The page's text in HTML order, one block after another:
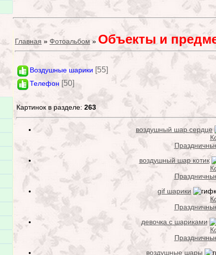
Главная » Фотоальбом » Объекты и
Воздушные шарики [55]
Телефон [50]
Картинок в разделе: 263
воздушный шар сердце
воздушный шар котик
gif шарики
девочка с шариками
воздушные шары